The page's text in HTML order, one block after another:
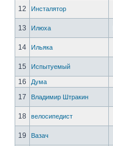
12
Инсталятор
13
Илюха
14
Ильяка
15
Испытуемый
16
Дума
17
Владимир Штракин
18
велосипедист
19
Вазач